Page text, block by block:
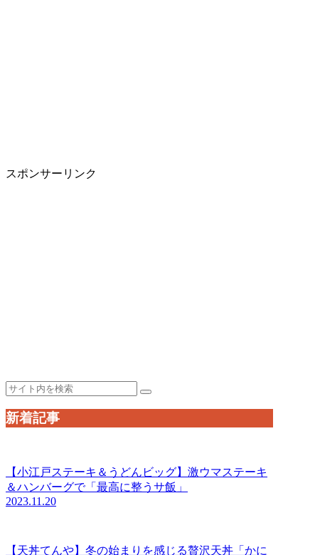
スポンサーリンク
新着記事
【小江戸ステーキ＆うどんビッグ】激ウマステーキ
＆ハンバーグで「最高に整うサ飯」
2023.11.20
【天丼てんや】冬の始まりを感じる贅沢天丼「かに